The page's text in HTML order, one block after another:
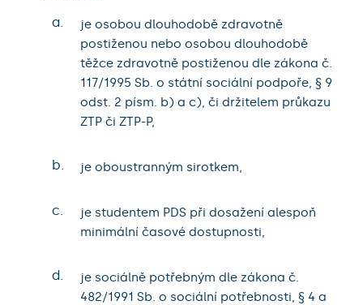
a.
je osobou dlouhodobě zdravotně
postiženou nebo osobou dlouhodobě
těžce zdravotně postiženou dle zákona č.
117/1995 Sb. o státní sociální podpoře, § 9
odst. 2 písm. b) a c), či držitelem průkazu
ZTP či ZTP-P,
b. je oboustranným sirotkem,
c.
je studentem PDS při dosažení alespoň
minimální časové dostupnosti,
d.
je sociálně potřebným dle zákona č.
482/1991 Sb. o sociální potřebnosti, § 4 a